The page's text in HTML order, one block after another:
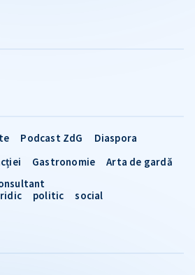
Podcast ZdG
Diaspora
Gastronomie
Arta de gardă
politic social